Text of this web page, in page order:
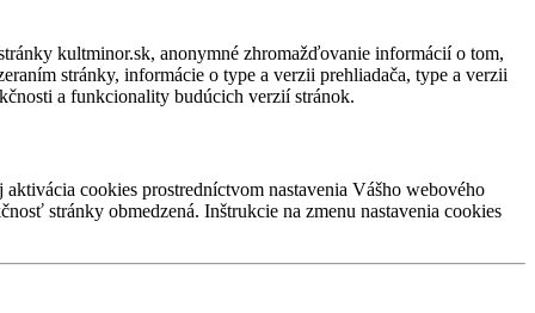
kultminor.sk, anonymné zhromažďovanie informácií o tom,
stránky, informácie o type a verzii prehliadača, type a verzii
a funkcionality budúcich verzií stránok.
cookies prostredníctvom nastavenia Vášho webového
stránky obmedzená. Inštrukcie na zmenu nastavenia cookies